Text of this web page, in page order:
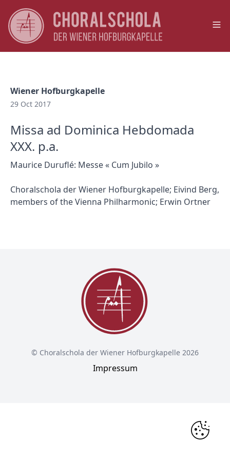
Wiener Hofburgkapelle
29 Oct 2017
Missa ad Dominica Hebdomada
XXX. p.a.
Maurice Duruflé: Messe « Cum Jubilo »
Choralschola der Wiener Hofburgkapelle; Eivind Berg,
members of the Vienna Philharmonic; Erwin Ortner
© Choralschola der Wiener Hofburgkapelle 2026
Impressum